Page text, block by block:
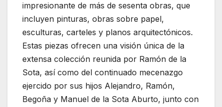
impresionante de más de sesenta obras, que
incluyen pinturas, obras sobre papel,
esculturas, carteles y planos arquitectónicos.
Estas piezas ofrecen una visión única de la
extensa colección reunida por Ramón de la
Sota, así como del continuado mecenazgo
ejercido por sus hijos Alejandro, Ramón,
Begoña y Manuel de la Sota Aburto, junto con